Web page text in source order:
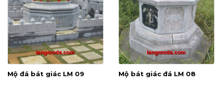
Mộ đá bát giác LM 09 Mộ bát giác đá LM 08